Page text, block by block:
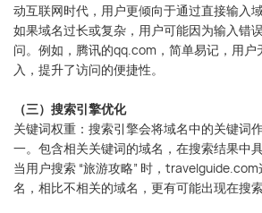
动互联网时代，用户更倾向于通过直接输入
如果域名过长或复杂，用户可能因为输入错
问。例如，腾讯的qq.com，简单易记，用户
入，提升了访问的便捷性。
（三）搜索引擎优化
关键词权重：搜索引擎会将域名中的关键词
一。包含相关关键词的域名，在搜索结果中
当用户搜索 “旅游攻略” 时，
名，相比不相关的域名，更有可能出现在搜索